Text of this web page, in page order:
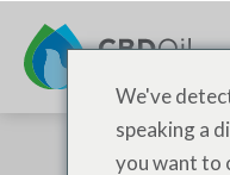
We've
speaking a
you want to